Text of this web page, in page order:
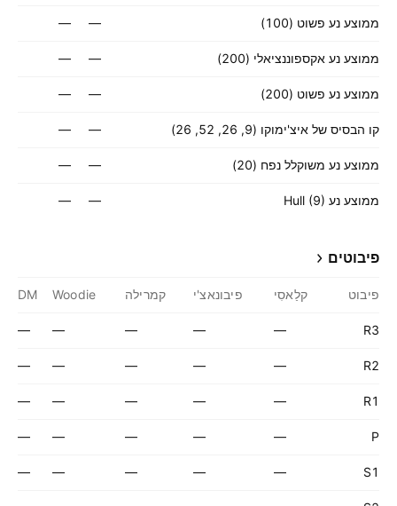
ממוצע נע פשוט (100) —
—
ממוצע נע אקספוננציאלי (200) —
—
ממוצע נע פשוט (200) —
—
קו הבסיס של איצ'ימוקו (9, 26, 52, 26) —
—
ממוצע נע משוקלל נפח (20) —
—
ממוצע נע Hull (9) —
—
פיבוטים
פיבוט קלַאסִי פיבונאצ'י קמרילה Woodie
DM
R3
—
—
—
—
—
R2
—
—
—
—
—
R1
—
—
—
—
—
P
—
—
—
—
—
S1
—
—
—
—
—